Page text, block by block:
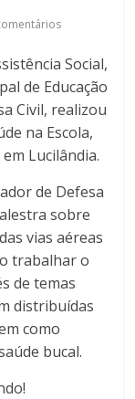
Social,
de Educação
Civil, realizou
na Escola,
Lucilândia.
de Defesa
sobre
vias aéreas
trabalhar o
de temas
distribuídas
como
bucal.